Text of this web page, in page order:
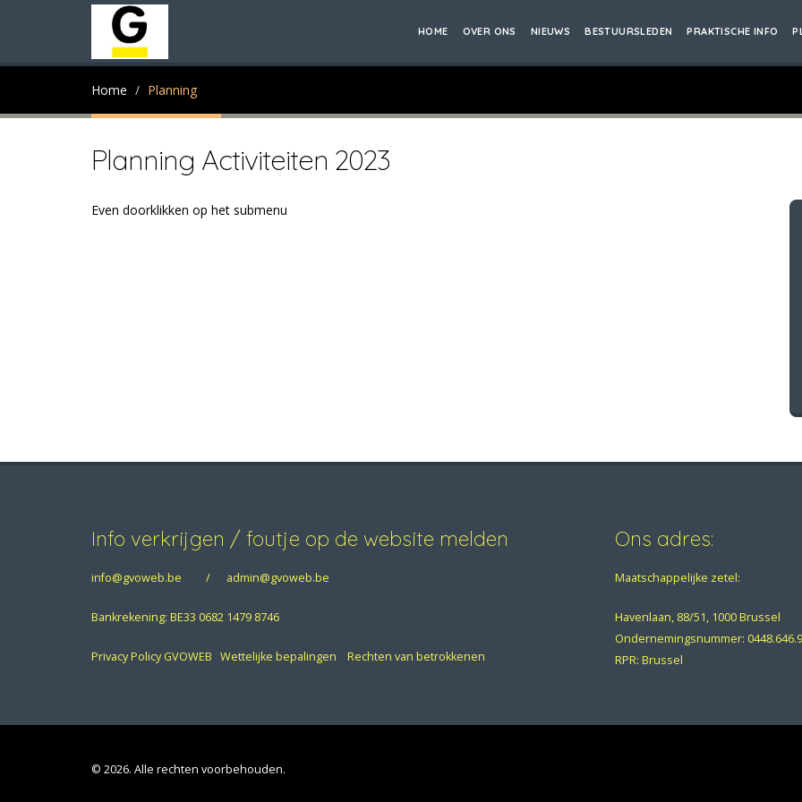
HOME OVER ONS NIEUWS BESTUURSLEDEN PRAKTISCHE INFO
Home Planning
Planning Activiteiten 2023
Even doorklikken op het submenu
Info verkrijgen / foutje op de website melden
info@gvoweb.be / admin@gvoweb.be
Bankrekening: BE33 0682 1479 8746
Privacy Policy GVOWEB Wettelijke bepalingen Rechten van betrokkenen
Ons adres:
Maatschappelijke zetel:
Havenlaan, 88/51, 1000 Brussel
Ondernemingsnummer:
RPR: Brussel
© 2026. Alle rechten voorbehouden.